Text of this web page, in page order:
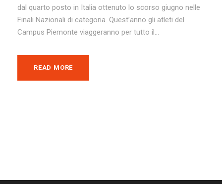
dal quarto posto in Italia ottenuto lo scorso giugno nelle
Finali Nazionali di categoria. Quest’anno gli atleti del
Campus Piemonte viaggeranno per tutto il...
READ MORE